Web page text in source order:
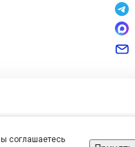
соглашаетесь